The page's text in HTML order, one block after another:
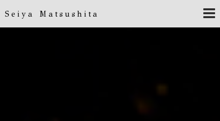
Seiya Matsushita